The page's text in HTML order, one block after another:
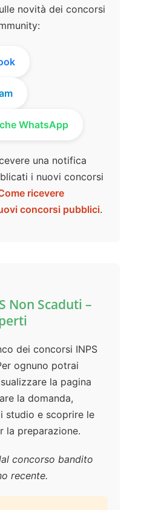
novità dei concorsi
WhatsApp
una notifica
i nuovi concorsi
ricevere
concorsi pubblici.
Non Scaduti –
dei concorsi INPS
ognuno potrai
la pagina
la domanda,
studio e scoprire le
la preparazione.
concorso bandito
recente.